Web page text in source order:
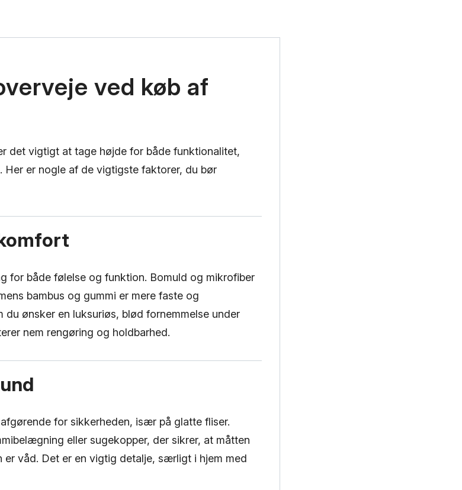
ved køb af
det vigtigt at tage højde for både funktionalitet,
er nogle af de vigtigste faktorer, du bør
for både følelse og funktion. Bomuld og mikrofiber
bambus og gummi er mere faste og
du ønsker en luksuriøs, blød fornemmelse under
nem rengøring og holdbarhed.
for sikkerheden, især på glatte fliser.
eller sugekopper, der sikrer, at måtten
er våd. Det er en vigtig detalje, særligt i hjem med